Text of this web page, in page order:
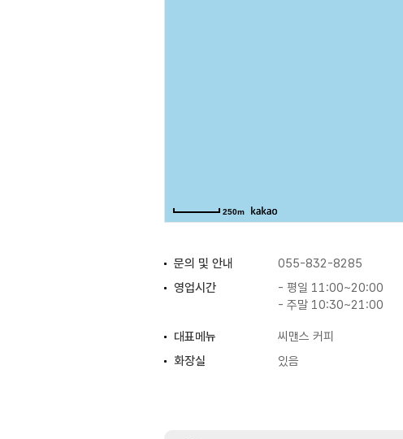
250m
문의 및 안내 055-832-8285
영업시간
- 평일 11:00~20:00
- 주말 10:30~21:00
대표메뉴
씨맨스 커피
화장실
있음